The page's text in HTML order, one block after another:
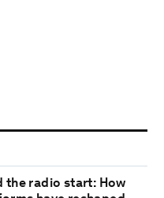
the radio start: How